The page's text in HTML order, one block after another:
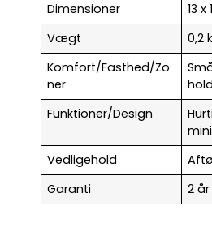
Dimensioner
13 x
Vægt
0,2
Komfort/Fasthed/Zo
ner
Funktioner/Design
Vedligehold
Garanti
2 år